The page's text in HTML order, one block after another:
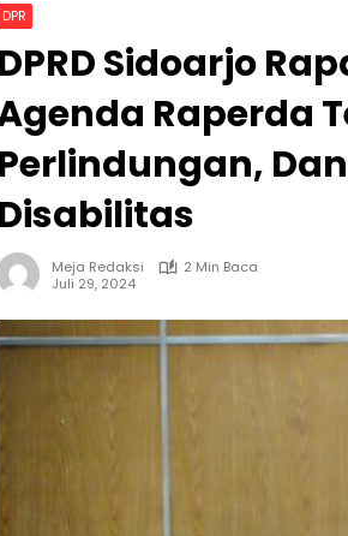
DPR
DPRD Sidoarjo
Raperda
Perlindungan,
Disabilitas
Meja Redaksi
2 Min Baca
Juli 29, 2024